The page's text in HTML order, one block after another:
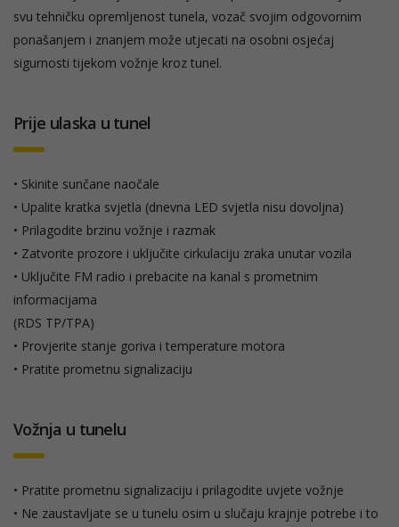
svu tehničku opremljenost tunela, vozač svojim odgovornim
ponašanjem i znanjem može utjecati na osobni osjećaj
sigurnosti tijekom vožnje kroz tunel.
Prije ulaska u tunel
• Skinite sunčane naočale
• Upalite kratka svjetla (dnevna LED svjetla nisu dovoljna)
• Prilagodite brzinu vožnje i razmak
• Zatvorite prozore i uključite cirkulaciju zraka unutar vozila
• Uključite FM radio i prebacite na kanal s prometnim
informacijama
(RDS TP/TPA)
• Provjerite stanje goriva i temperature motora
• Pratite prometnu signalizaciju
Vožnja u tunelu
• Pratite prometnu signalizaciju i prilagodite uvjete vožnje
• Ne zaustavljate se u tunelu osim u slučaju krajnje potrebe i to